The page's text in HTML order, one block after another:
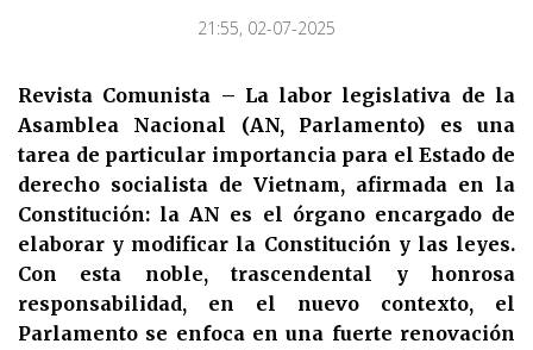
21:55, 02-07-2025
Revista Comunista – La labor legislativa de la
Asamblea Nacional (AN, Parlamento) es una
tarea de particular importancia para el Estado de
derecho socialista de Vietnam, afirmada en la
Constitución: la AN es el órgano encargado de
elaborar y modificar la Constitución y las leyes.
Con esta noble, trascendental y honrosa
responsabilidad, en el nuevo contexto, el
Parlamento se enfoca en una fuerte renovación